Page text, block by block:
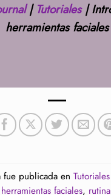
| Tutoriales|
herramientas faciales
fue publicada en Tutoriales
herramientas faciales, rutina